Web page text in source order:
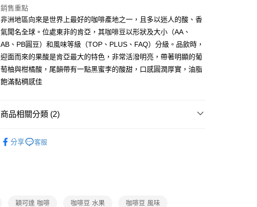
離島宅配-常溫商品
免運費
銷售重點
非洲地區向來是世界上最好的咖啡產地之一，且多以迷人的酸、香
氣聞名全球。位處東非的肯亞，其咖啡豆以形狀及大小（AA、
AB、PB圓豆）和風味等級（TOP、PLUS、FAQ）分級。品飲時，
迎面而來的果酸是肯亞最大的特色，非常活潑明亮，帶著明顯的葡
萄柚與柑橘酸，尾韻帶有一點黑蜜李的酸甜，口感圓潤厚實，油脂
飽滿黏稠感佳
商品相關分類 (2)
分享 客服
穎可達 咖啡 咖啡豆 水果 咖啡豆 風味